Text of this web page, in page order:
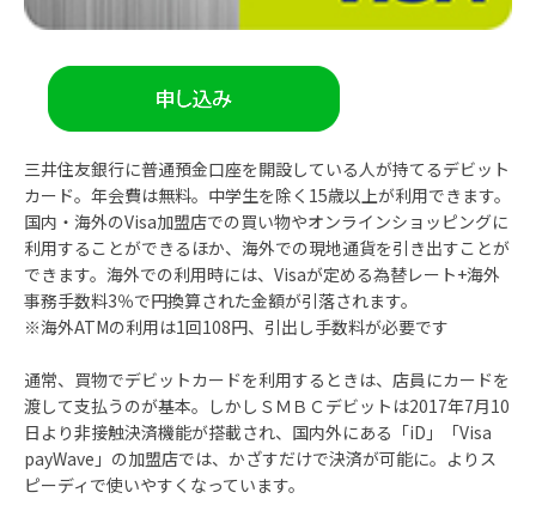
三井住友銀行に普通預金口座を開設している人が持てるデビット
カード。年会費は無料。中学生を除く15歳以上が利用できます。
国内・海外のVisa加盟店での買い物やオンラインショッピングに
利用することができるほか、海外での現地通貨を引き出すことが
できます。海外での利用時には、Visaが定める為替レート+海外
事務手数料3％で円換算された金額が引落されます。
※海外ATMの利用は1回108円、引出し手数料が必要です
通常、買物でデビットカードを利用するときは、店員にカードを
渡して支払うのが基本。しかしＳＭＢＣデビットは2017年7月10
日より非接触決済機能が搭載され、国内外にある「iD」「Visa
payWave」の加盟店では、かざすだけで決済が可能に。よりス
ピーディで使いやすくなっています。